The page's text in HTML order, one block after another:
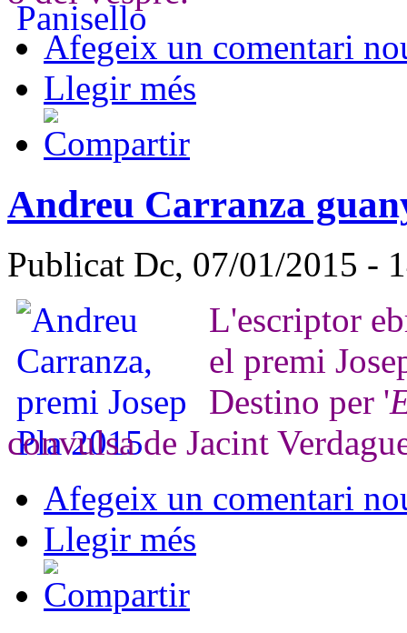
Afegeix un comentari
Llegir més
Andreu Carranza
Publicat Dc, 07/01/2015 -
L'escriptor
el premi
Destino per '
convulsa de Jacint
Afegeix un comentari
Llegir més